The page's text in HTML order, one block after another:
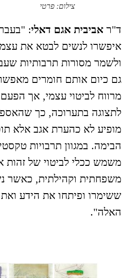
צילום: פרטי
ד"ר אביבית אגם דאלי:
איפשרו לנשים לבטא את
ולשמר מסורות תרבותיות
גם כיום אותם חומרים
מרווח לביטוי עצמי, אך
לתצוגה בתערוכה, כך
מופיע לא כהערת אגב אלא
הבימה. במגוון תרבויות
משמש ככלי לביטוי של זהות
משפחתית וקהילתית, כאשר
ששימרו ופיתחו את הידע ואת
האלה".